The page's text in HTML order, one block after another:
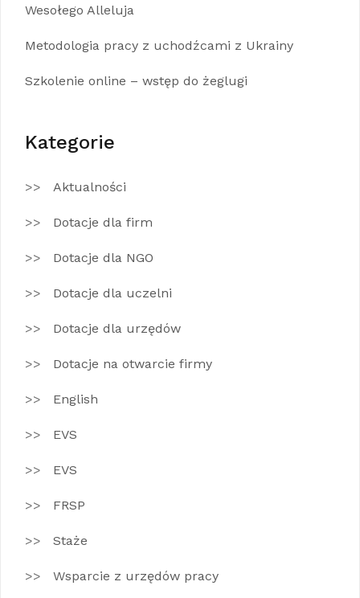
Wesołego Alleluja
Metodologia pracy z uchodźcami z Ukrainy
Szkolenie online – wstęp do żeglugi
Kategorie
Aktualności
Dotacje dla firm
Dotacje dla NGO
Dotacje dla uczelni
Dotacje dla urzędów
Dotacje na otwarcie firmy
English
EVS
EVS
FRSP
Staże
Wsparcie z urzędów pracy